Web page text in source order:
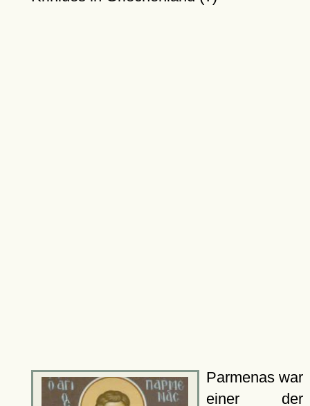
Parmenas war
einer der